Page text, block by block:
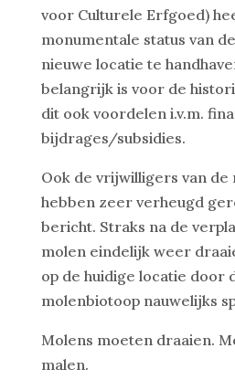
voor Culturele Erfgoed)
monumentale status van
nieuwe locatie te
belangrijk is voor de
dit ook voordelen i.v.m.
bijdrages/subsidies.
Ook de vrijwilligers van
hebben zeer verheugd
bericht. Straks na de
molen eindelijk weer
op de huidige locatie door
molenbiotoop nauwelijks
Molens moeten draaien.
malen.